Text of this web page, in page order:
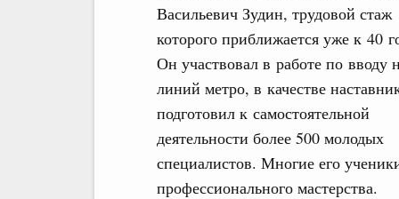
Васильевич Зудин, трудовой стаж
которого приближается уже к 40
Он участвовал в работе по вводу
линий метро, в качестве
подготовил к самостоятельной
деятельности более 500 молодых
специалистов. Многие его
профессионального мастерства.